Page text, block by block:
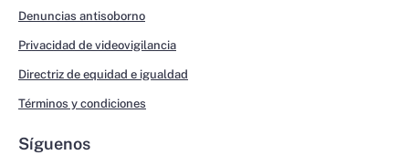
Denuncias antisoborno
Privacidad de videovigilancia
Directriz de equidad e igualdad
Términos y condiciones
Síguenos